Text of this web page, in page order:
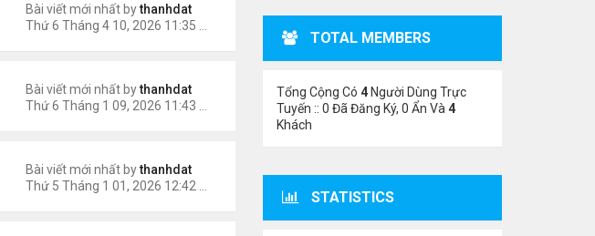
Bài viết mới nhất bythanhdat
Bài viết mới nhất bythanhdat
Bài viết mới nhất bythanhdat
TOTAL MEMBERS
Tổng Cộng Có 4Người Dùng Trực
Tuyến :: 0 Đã Đăng Ký, 0 Ẩn Và 4
Khách
STATISTICS